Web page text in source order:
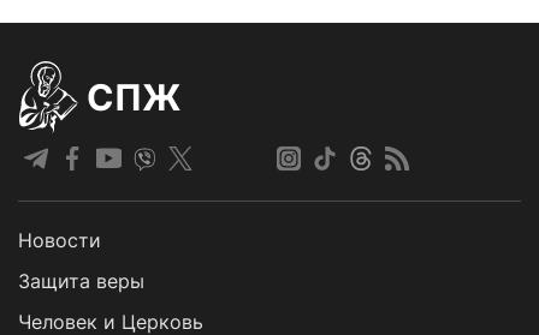
СПЖ
Новости
Защита веры
Человек и Церковь